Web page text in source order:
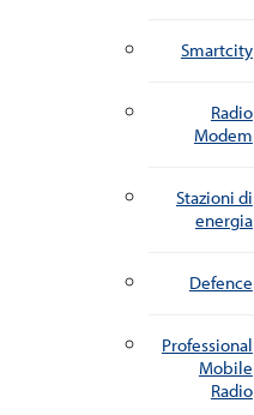
Smartcity
Radio
Modem
Stazioni di
energia
Defence
Professional
Mobile
Radio